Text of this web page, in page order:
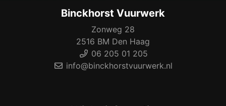
Binckhorst Vuurwerk
Zonweg 28
2516 BM Den Haag
06 205 01 205
info@binckhorstvuurwerk.nl